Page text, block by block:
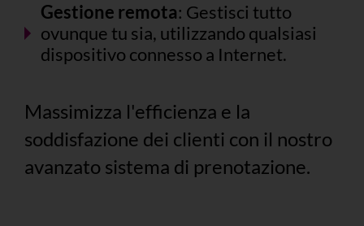
Gestione remota: Gestisci tutto
ovunque tu sia, utilizzando qualsiasi
dispositivo connesso a Internet.
Massimizza l'efficienza e la
soddisfazione dei clienti con il nostro
avanzato sistema di prenotazione.